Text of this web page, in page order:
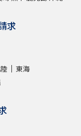
求
東海